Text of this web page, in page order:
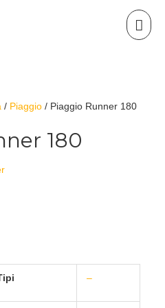
/ Piaggio/ Piaggio Runner 180
180
–